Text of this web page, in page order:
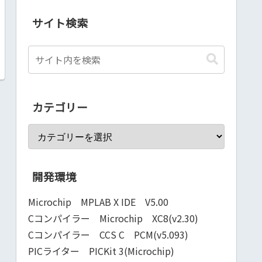
サイト検索
カテゴリー
開発環境
Microchip MPLAB X IDE V5.00
Cコンパイラー Microchip XC8(v2.30)
Cコンパイラー CCS C PCM(v5.093)
PICライター PICKit 3(Microchip)